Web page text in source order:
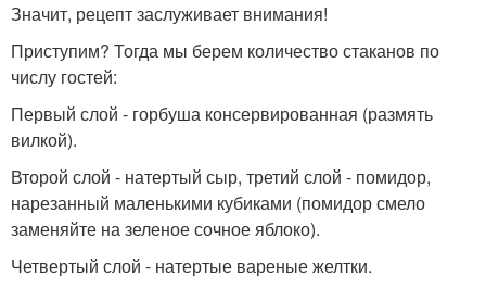
Значит, рецепт заслуживает внимания!
Приступим? Тогда мы берем количество стаканов по
числу гостей:
Первый слой - горбуша консервированная (размять
вилкой).
Второй слой - натертый сыр, третий слой - помидор,
нарезанный маленькими кубиками (помидор смело
заменяйте на зеленое сочное яблоко).
Четвертый слой - натертые вареные желтки.